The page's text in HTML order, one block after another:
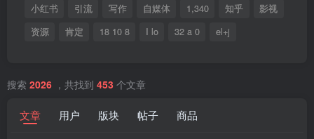
小红书
引流 写作 自媒体 1,340 知乎
影视
资源
肯定 18 10 8 I lo 32 a 0 el+j
搜索 2026 ，共找到 453 个文章
文章 用户 版块 帖子 商品